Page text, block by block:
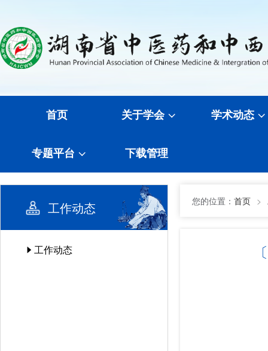
首页 关于学会 学术动态
专题平台 下载管理
工作动态
工作动态
您的位置： 首页 >